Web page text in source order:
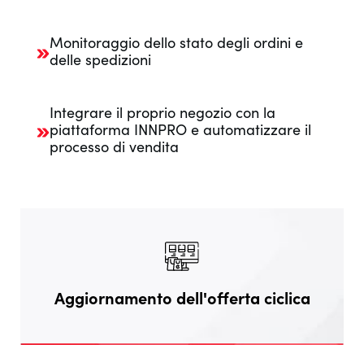
Aggiornamento dell'offerta ciclica
Monitoraggio dello stato degli ordini e
delle spedizioni
Integrare il proprio negozio con la
piattaforma INNPRO e automatizzare il
processo di vendita